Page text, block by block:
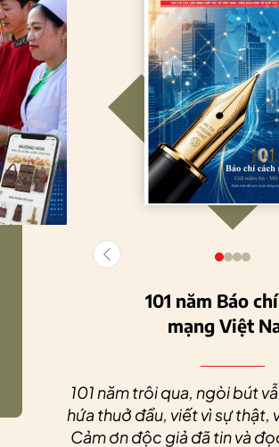
lực cho nông
nghiệp bền vững
101 năm Báo
mạng Việt
101 năm trôi qua, ngòi bút
hứa thuở đầu, viết vì sự thật,
Cảm ơn độc giả đã tin và